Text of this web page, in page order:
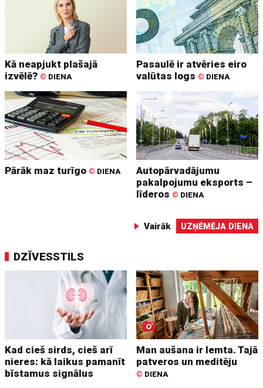
Kā neapjukt plašajā
izvēlē? © DIENA
Pasaulē ir atvēries eiro
valūtas logs © DIENA
Pārāk maz turīgo © DIENA
Autopārvadājumu
pakalpojumu eksports –
līderos © DIENA
Vairāk UZŅĒMĒJA DIENA
DZĪVESSTILS
Kad cieš sirds, cieš arī
nieres: kā laikus pamanīt
bīstamus signālus
Man aušana ir lemta. Tajā
patveros un meditēju
© DIENA